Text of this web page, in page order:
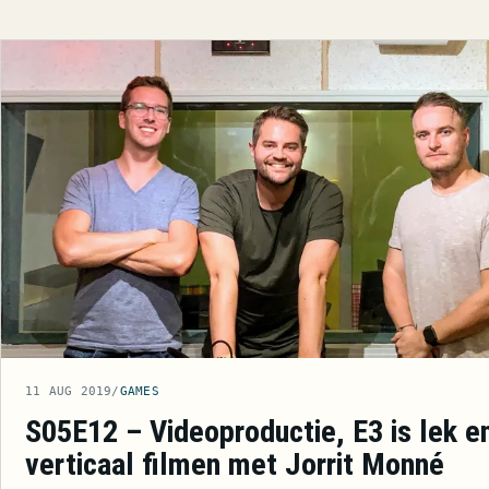
11 AUG 2019/GAMES
S05E12 – Videoproductie, E3 is lek
verticaal filmen met Jorrit Monné